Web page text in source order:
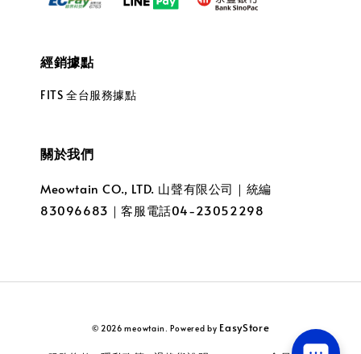
經銷據點
FITS 全台服務據點
關於我們
Meowtain CO., LTD. 山聲有限公司｜統編
83096683｜客服電話04-23052298
© 2026 meowtain. Powered by EasyStore